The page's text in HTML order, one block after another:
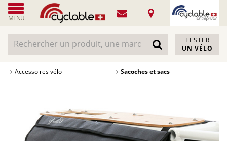
MENU
TESTER
UN VÉLO
Accessoires vélo Sacoches et sacs